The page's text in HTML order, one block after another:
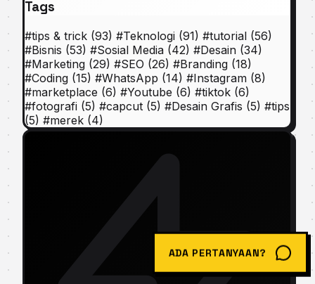
Tags
#tips & trick (93) #Teknologi (91) #tutorial (56)
#Bisnis (53) #Sosial Media (42) #Desain (34)
#Marketing (29) #SEO (26) #Branding (18)
#Coding (15) #WhatsApp (14) #Instagram (8)
#marketplace (6) #Youtube (6) #tiktok (6)
#fotografi (5) #capcut (5) #Desain Grafis (5) #tips
(5) #merek (4)
ADA PERTANYAAN?